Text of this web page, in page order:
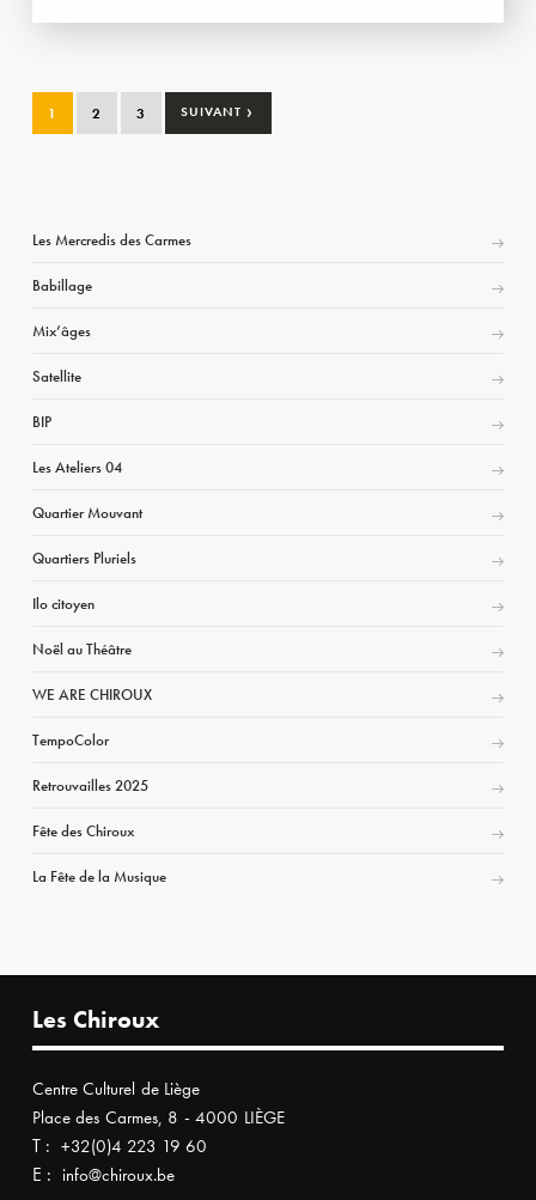
1 2 3 SUIVANT ›
Les Mercredis des Carmes
Babillage
Mix’âges
Satellite
BIP
Les Ateliers 04
Quartier Mouvant
Quartiers Pluriels
Ilo citoyen
Noël au Théâtre
WE ARE CHIROUX
TempoColor
Retrouvailles 2025
Fête des Chiroux
La Fête de la Musique
Les Chiroux
Centre Culturel de Liège
Place des Carmes, 8 - 4000 LIÈGE
T : +32(0)4 223 19 60
E : info@chiroux.be